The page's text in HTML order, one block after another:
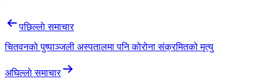
Post
navigation
पछिल्लाे समाचार
चितवनको पुष्पाञ्जली अस्पतालमा पनि कोरोना संक्रमितको मृत्यु
अघिल्लाे समाचार